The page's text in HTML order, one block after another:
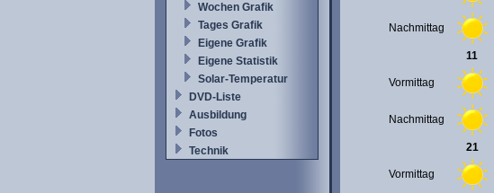
Wochen Grafik
Tages Grafik
Eigene Grafik
Eigene Statistik
Solar-Temperatur
DVD-Liste
Ausbildung
Fotos
Technik
Nachmittag
11
Vormittag
Nachmittag
21
Vormittag